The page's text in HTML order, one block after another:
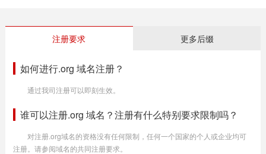
注册要求 更多后缀
如何进行.org 域名注册？
通过我司注册可以即刻生效。
谁可以注册.org 域名？注册有什么特别要求限制吗？
对注册.org域名的资格没有任何限制，任何一个国家的个人或企业均可
注册。请参阅域名的共同注册要求。